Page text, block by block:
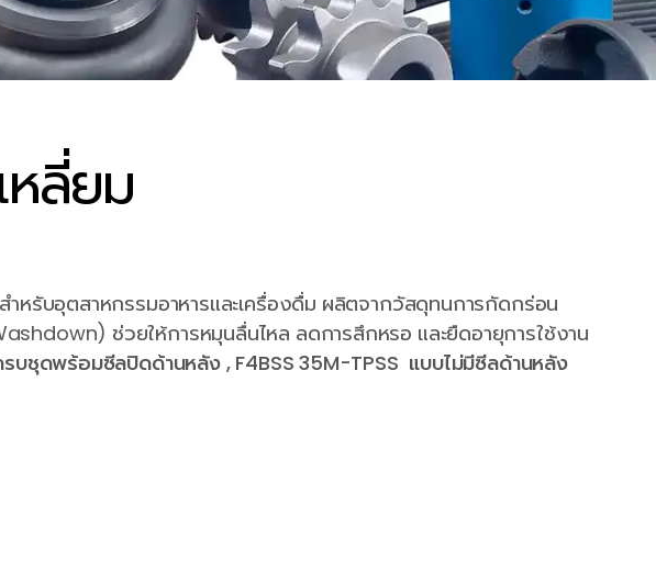
ลี่ยม
ำหรับอุตสาหกรรมอาหารและเครื่องดื่ม ผลิตจากวัสดุทนการกัดกร่อน
ช่วยให้การหมุนลื่นไหล ลดการสึกหรอ และยืดอายุการใช้งาน
บชุดพร้อมซีลปิดด้านหลัง , F4BSS 35M-TPSS แบบไม่มีซีลด้านหลัง